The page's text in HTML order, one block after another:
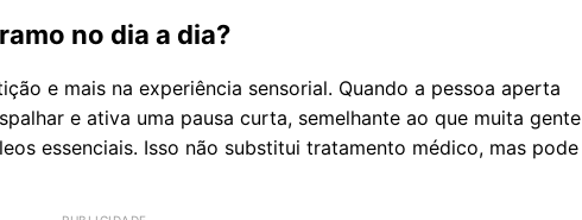
no dia a dia?
e mais na experiência sensorial. Quando a pessoa aperta
e ativa uma pausa curta, semelhante ao que muita gente
essenciais. Isso não substitui tratamento médico, mas pode